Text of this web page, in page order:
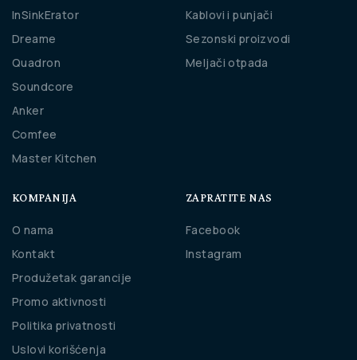
InSinkErator
Dreame
Quadron
Soundcore
Anker
Comfee
Master Kitchen
Kablovi i punjači
Sezonski proizvodi
Meljači otpada
KOMPANIJA
O nama
Kontakt
Produžetak garancije
Promo aktivnosti
Politika privatnosti
Uslovi korišćenja
ZAPRATITE NAS
Facebook
Instagram